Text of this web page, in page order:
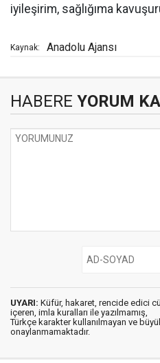
iyileşirim, sağlığıma
Kaynak: Anadolu Ajansı
HABERE YORUM
UYARI: Küfür, hakaret, rencide edici
içeren, imla kuralları ile yazılmamış,
Türkçe karakter kullanılmayan ve
onaylanmamaktadır.